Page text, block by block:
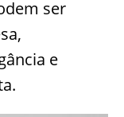
ser
e